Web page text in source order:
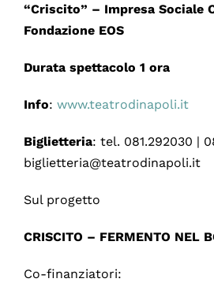
“Criscito” – Impresa Sociale
Fondazione EOS
Durata spettacolo 1 ora
Info: www.teatrodinapoli.it
Biglietteria: tel. 081.292030 |
biglietteria@teatrodinapoli.it
Sul progetto
CRISCITO – FERMENTO NEL
Co-finanziatori: